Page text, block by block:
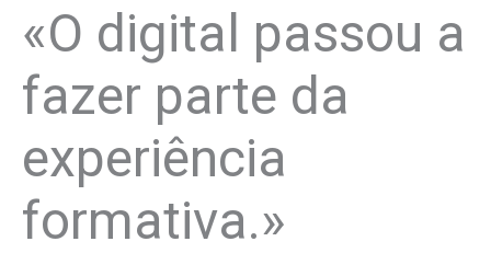
«O digital passou a
fazer parte da
experiência
formativa.»